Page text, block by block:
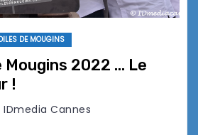
DE MOUGINS
Mougins 2022 … Le
!
IDmedia Cannes